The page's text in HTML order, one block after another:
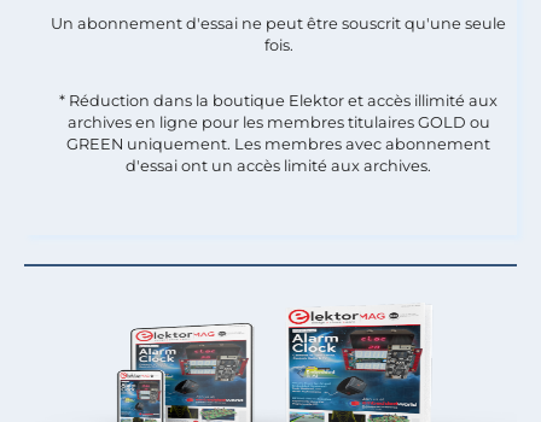
Un abonnement d'essai ne peut être souscrit qu'une seule
fois.​
* Réduction dans la boutique Elektor et accès illimité aux
archives en ligne pour les membres titulaires GOLD ou
GREEN uniquement. Les membres avec abonnement
d'essai ont un accès limité aux archives.